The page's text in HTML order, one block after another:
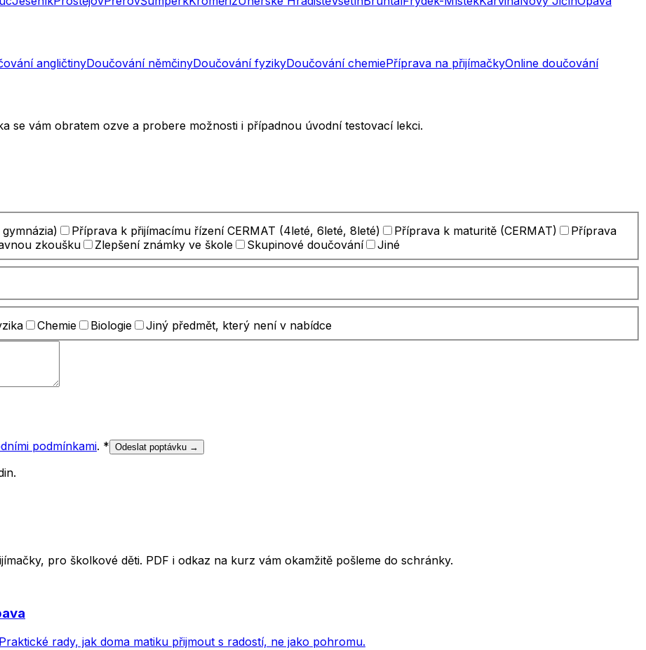
angličtinyDoučování němčinyDoučování fyzikyDoučování chemiePříprava na přijímačkyOnline doučování
se vám obratem ozve a probere možnosti i případnou úvodní testovací lekci.
Příprava k přijímacímu řízení CERMAT (4leté, 6leté, 8leté) Příprava k maturitě (CERMAT)
Příprava
zkoušku Zlepšení známky ve škole Skupinové doučování
Jiné
Chemie Biologie Jiný předmět, který není v nabídce
podmínkami. * Odeslat poptávku →
pro školkové děti. PDF i odkaz na kurz vám okamžitě pošleme do schránky.
rady, jak doma matiku přijmout s radostí, ne jako pohromu.